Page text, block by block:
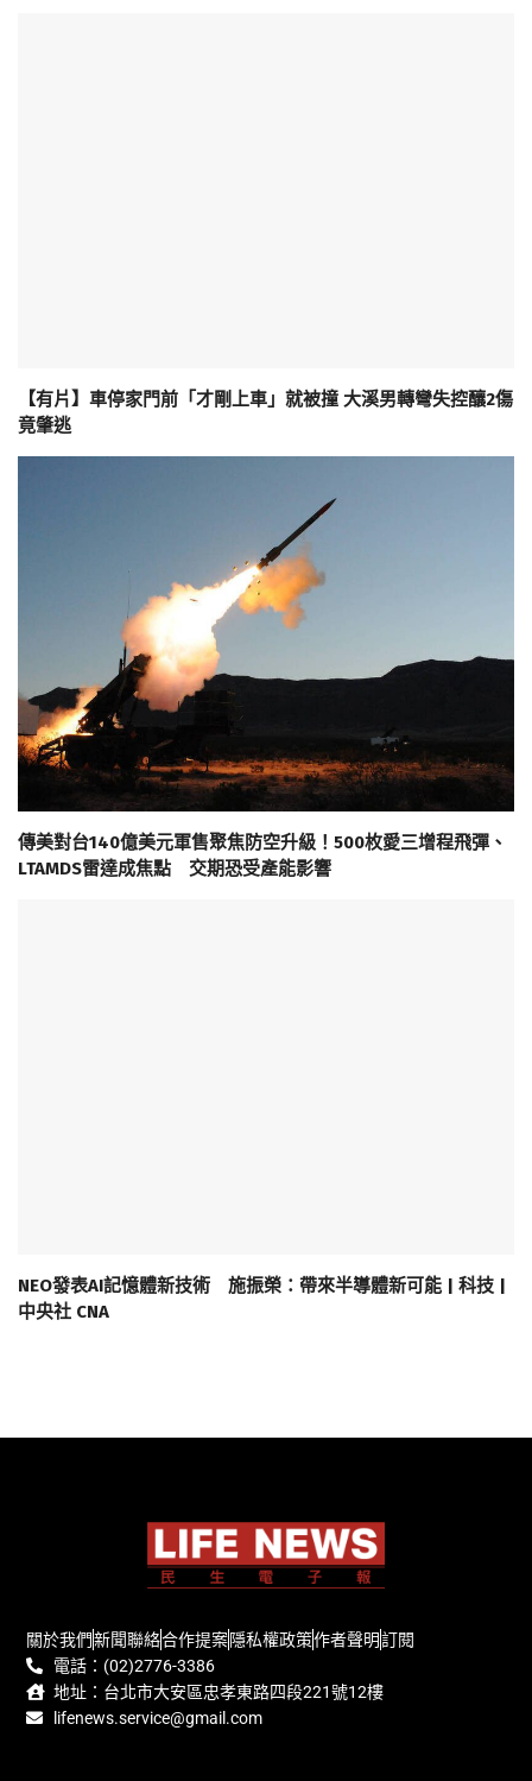
【有片】車停家門前「才剛上車」就被撞 大溪男轉彎失控釀2傷
竟肇逃
傳美對台140億美元軍售聚焦防空升級！500枚愛三增程飛彈、
LTAMDS雷達成焦點 交期恐受產能影響
NEO發表AI記憶體新技術 施振榮：帶來半導體新可能 | 科技 |
中央社 CNA
關於我們新聞聯絡合作提案隱私權政策作者聲明訂閱
電話：(02)2776-3386
地址：台北市大安區忠孝東路四段221號12樓
lifenews.service@gmail.com